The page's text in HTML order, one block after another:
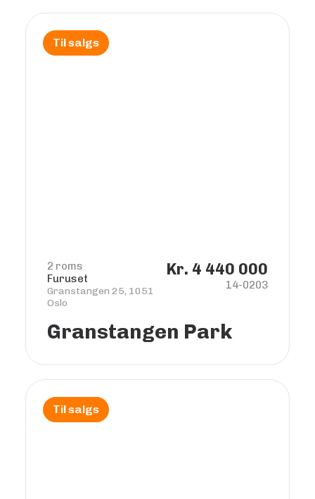
Til salgs
2 roms
Furuset
Granstangen 25, 1051
Oslo
Kr. 4 440 000
14-0203
Granstangen Park
Til salgs